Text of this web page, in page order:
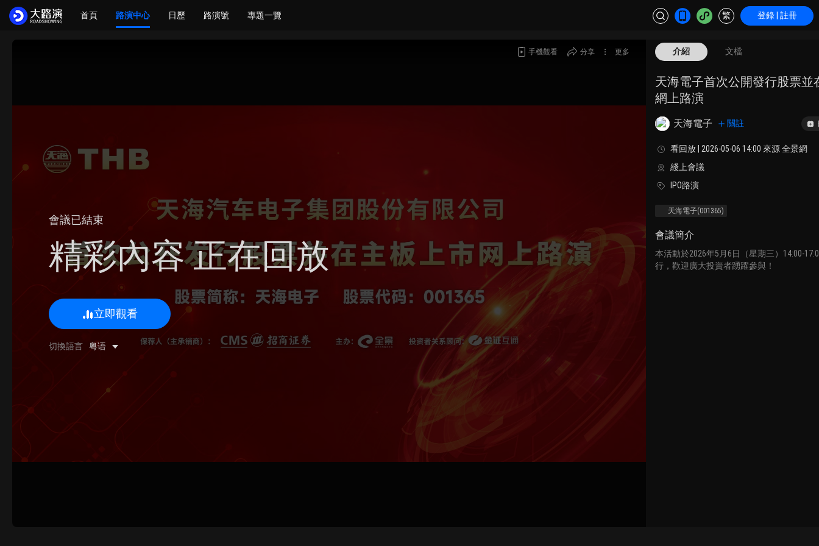
首頁 路演中心 日歷 路演號 專題一覽 繁 登錄 | 註冊
手機觀看 分享 更多
會議已結束
精彩內容 正在回放
立即觀看
切換語言 粤语
介紹 文檔
天海電子首次公開發行股票並
網上路演
天海電子 關註
看回放 | 2026-05-06 14:00 來源 全景網
綫上會議
IPO路演
天海電子(001365)
會議簡介
本活動於2026年5月6日（星期三）14:00-
行，歡迎廣大投資者踴躍參與！
0/500 字
圖片上傳 上傳 請上傳.jpg、.png、.gif格式圖片，大小不超過5MB。
聯系電話
微信